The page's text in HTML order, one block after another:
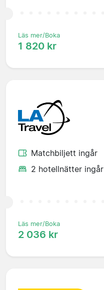
Läs mer/Boka
1 820 kr
Matchbiljett ingår
2 hotellnätter ingår
Läs mer/Boka
2 036 kr